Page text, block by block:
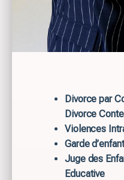
Divorce par
Divorce
Violences
Garde
Juge des
Educative